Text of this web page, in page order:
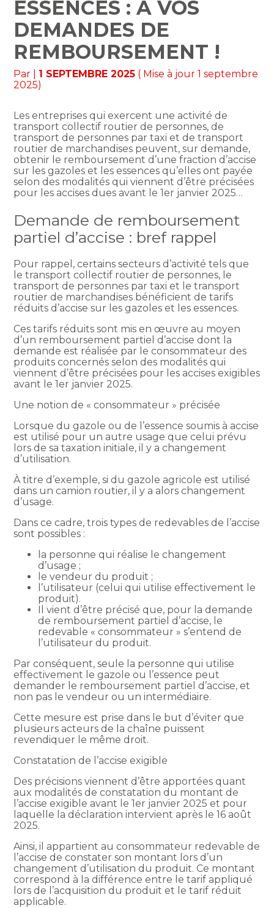
ESSENCES : À VOS
DEMANDES DE
REMBOURSEMENT !
Par 1 SEPTEMBRE 2025 ( Mise à jour 1 septembre
2025)
Les entreprises qui exercent une activité de
transport collectif routier de personnes, de
transport de personnes par taxi et de transport
routier de marchandises peuvent, sur demande,
obtenir le remboursement d’une fraction d’accise
sur les gazoles et les essences qu’elles ont payée
selon des modalités qui viennent d’être précisées
pour les accises dues avant le 1er janvier 2025…
Demande de remboursement
partiel d’accise : bref rappel
Pour rappel, certains secteurs d’activité tels que
le transport collectif routier de personnes, le
transport de personnes par taxi et le transport
routier de marchandises bénéficient de tarifs
réduits d’accise sur les gazoles et les essences.
Ces tarifs réduits sont mis en œuvre au moyen
d’un remboursement partiel d’accise dont la
demande est réalisée par le consommateur des
produits concernés selon des modalités qui
viennent d’être précisées pour les accises exigibles
avant le 1er janvier 2025.
Une notion de « consommateur » précisée
Lorsque du gazole ou de l’essence soumis à accise
est utilisé pour un autre usage que celui prévu
lors de sa taxation initiale, il y a changement
d’utilisation.
À titre d’exemple, si du gazole agricole est utilisé
dans un camion routier, il y a alors changement
d’usage.
Dans ce cadre, trois types de redevables de l’accise
sont possibles :
la personne qui réalise le changement
d’usage ;
le vendeur du produit ;
l’utilisateur (celui qui utilise effectivement le
produit).
Il vient d’être précisé que, pour la demande
de remboursement partiel d’accise, le
redevable « consommateur » s’entend de
l’utilisateur du produit.
Par conséquent, seule la personne qui utilise
effectivement le gazole ou l’essence peut
demander le remboursement partiel d’accise, et
non pas le vendeur ou un intermédiaire.
Cette mesure est prise dans le but d’éviter que
plusieurs acteurs de la chaîne puissent
revendiquer le même droit.
Constatation de l’accise exigible
Des précisions viennent d’être apportées quant
aux modalités de constatation du montant de
l’accise exigible avant le 1er janvier 2025 et pour
laquelle la déclaration intervient après le 16 août
2025.
Ainsi, il appartient au consommateur redevable de
l’accise de constater son montant lors d’un
changement d’utilisation du produit. Ce montant
correspond à la différence entre le tarif appliqué
lors de l’acquisition du produit et le tarif réduit
applicable.